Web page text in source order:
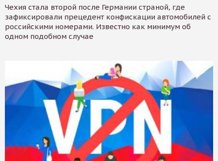
Чехия стала второй после Германии страной, где
зафиксировали прецедент конфискации автомобилей с
российскими номерами. Известно как минимум об
одном подобном случае